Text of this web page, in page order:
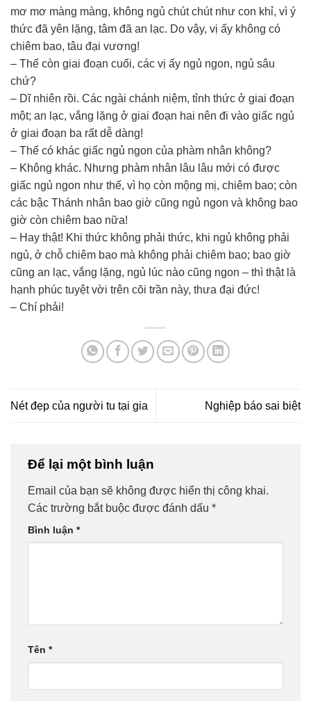
mơ mơ màng màng, không ngủ chút chút như con khỉ, vì ý
thức đã yên lặng, tâm đã an lạc. Do vậy, vị ấy không có
chiêm bao, tâu đại vương!
– Thế còn giai đoạn cuối, các vị ấy ngủ ngon, ngủ sâu
chứ?
– Dĩ nhiên rồi. Các ngài chánh niệm, tỉnh thức ở giai đoạn
một; an lạc, vắng lặng ở giai đoạn hai nên đi vào giấc ngủ
ở giai đoạn ba rất dễ dàng!
– Thế có khác giấc ngủ ngon của phàm nhân không?
– Không khác. Nhưng phàm nhân lâu lâu mới có được
giấc ngủ ngon như thế, vì họ còn mộng mị, chiêm bao; còn
các bậc Thánh nhân bao giờ cũng ngủ ngon và không bao
giờ còn chiêm bao nữa!
– Hay thật! Khi thức không phải thức, khi ngủ không phải
ngủ, ở chỗ chiêm bao mà không phải chiêm bao; bao giờ
cũng an lạc, vắng lặng, ngủ lúc nào cũng ngon – thì thật là
hạnh phúc tuyệt vời trên cõi trần này, thưa đại đức!
– Chí phải!
Nét đẹp của người tu tại gia Nghiệp báo sai biệt
Để lại một bình luận
Email của bạn sẽ không được hiển thị công khai.
Các trường bắt buộc được đánh dấu *
Bình luận *
Tên *